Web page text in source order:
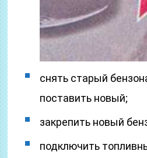
снять старый
поставить новый;
закрепить новый
подключить